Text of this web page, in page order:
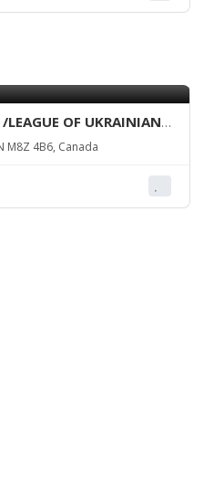
OF UKRAINIAN
M8Z 4B6, Canada